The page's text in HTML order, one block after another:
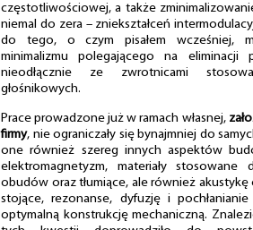
częstotliwościowej, a także
niemal do zera – zniekształceń
do tego, o czym pisałem wcześniej,
minimalizmu polegającego na eliminacji
nieodłącznie ze zwrotnicami
głośnikowych.
Prace prowadzone już w ramach własnej,
firmy, nie ograniczały się bynajmniej do
one również szereg innych aspektów
elektromagnetyzm, materiały stosowane
obudów oraz tłumiące, ale również
stojące, rezonanse, dyfuzję i
optymalną konstrukcję mechaniczną.